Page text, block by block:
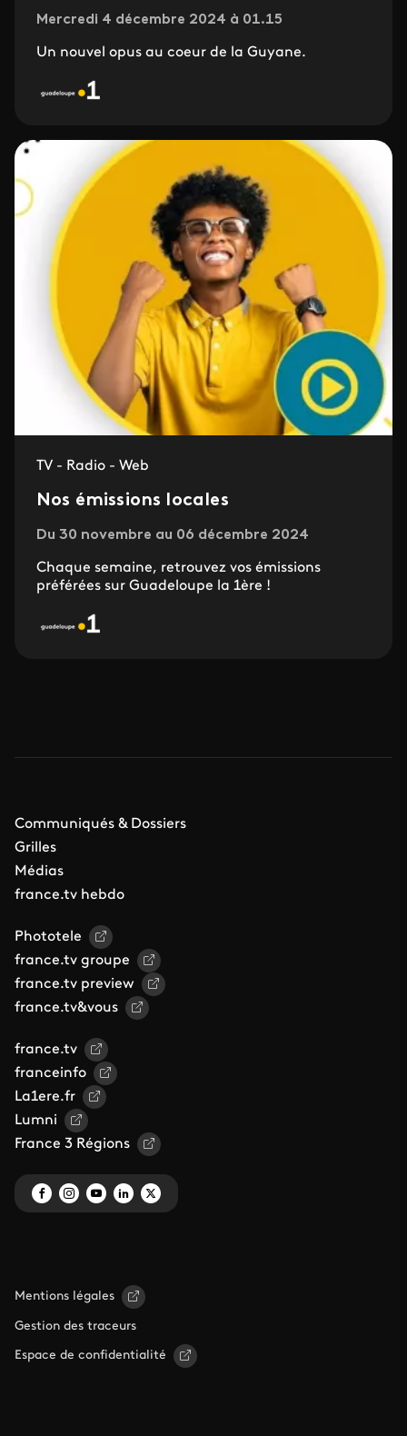
Mercredi 4 décembre 2024 à 01.15
Un nouvel opus au coeur de la Guyane.
TV - Radio - Web
Nos émissions locales
Du 30 novembre au 06 décembre 2024
Chaque semaine, retrouvez vos émissions
préférées sur Guadeloupe la 1ère !
Communiqués & Dossiers
Grilles
Médias
france.tv hebdo
Phototele
france.tv groupe
france.tv preview
france.tv&vous
france.tv
franceinfo
La1ere.fr
Lumni
France 3 Régions
Mentions légales
Gestion des traceurs
Espace de confidentialité